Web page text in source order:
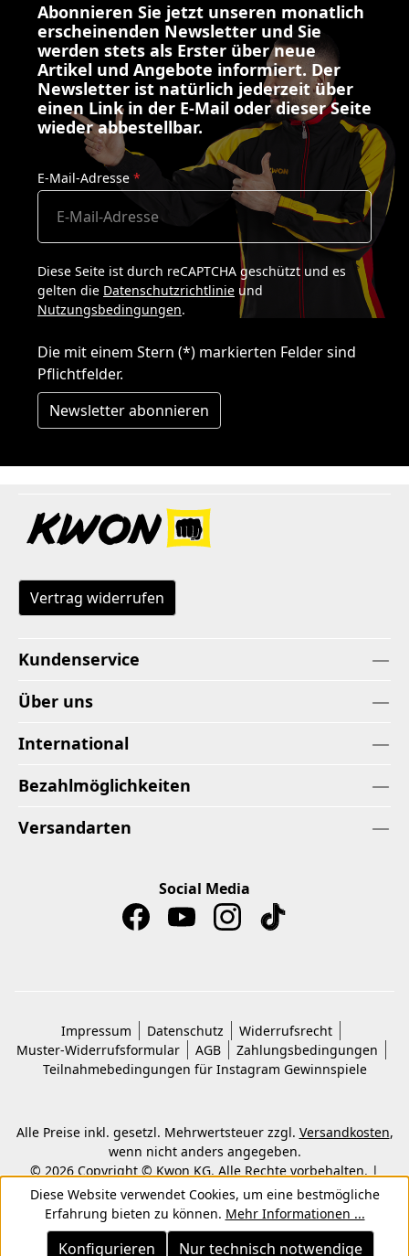
Abonnieren Sie jetzt unseren monatlich
erscheinenden Newsletter und Sie
werden stets als Erster über neue
Artikel und Angebote informiert. Der
Newsletter ist natürlich jederzeit über
einen Link in der E-Mail oder dieser Seite
wieder abbestellbar.
E-Mail-Adresse *
Diese Seite ist durch reCAPTCHA geschützt und es
gelten die Datenschutzrichtlinie und
Nutzungsbedingungen.
Die mit einem Stern (*) markierten Felder sind
Pflichtfelder.
Newsletter abonnieren
Vertrag widerrufen
Kundenservice
Über uns
International
Bezahlmöglichkeiten
Versandarten
Social Media
Impressum Datenschutz
Widerrufsrecht
Muster-Widerrufsformular
AGB
Zahlungsbedingungen
Teilnahmebedingungen für Instagram Gewinnspiele
Alle Preise inkl. gesetzl. Mehrwertsteuer zzgl. Versandkosten,
wenn nicht anders angegeben.
© 2026 Copyright © Kwon KG. Alle Rechte vorbehalten. |
Umsetzung durchShopware-Agentur ECONSOR
Diese Website verwendet Cookies, um eine bestmögliche
Erfahrung bieten zu können. Mehr Informationen ...
Nur technisch notwendige
Konfigurieren